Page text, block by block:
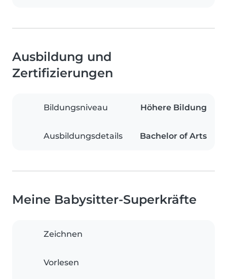
Ausbildung und
Zertifizierungen
Bildungsniveau Höhere Bildung
Ausbildungsdetails Bachelor of Arts
Meine Babysitter-Superkräfte
Zeichnen
Vorlesen